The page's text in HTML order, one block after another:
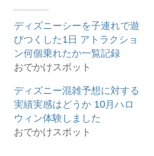
t
e
r
で
共
有
(
新
い
ウ
ィ
ン
ド
ウ
る
に
は
ク
リ
ッ
し
て
く
だ
さ
い
ディズニーシーを子連れで遊
びつくした1日 アトラクショ
ン何個乗れたか一覧記録
おでかけスポット
ディズニー混雑予想に対する
実績実感はどうか 10月ハロ
ウィン体験しました
おでかけスポット